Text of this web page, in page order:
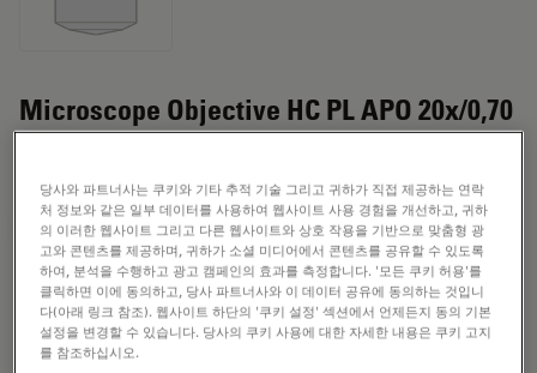
Microscope Objective HC PL APO 20x/0,70
견적 요청하기
Discover the perfect solution. Explore
our Objective Finder, compare
당사와 파트너사는 쿠키와 기타 추적 기술 그리고 귀하가 직접 제공하는 연락
처 정보와 같은 일부 데이터를 사용하여 웹사이트 사용 경험을 개선하고, 귀하
의 이러한 웹사이트 그리고 다른 웹사이트와 상호 작용을 기반으로 맞춤형 광
고와 콘텐츠를 제공하며, 귀하가 소셜 미디어에서 콘텐츠를 공유할 수 있도록
하여, 분석을 수행하고 광고 캠페인의 효과를 측정합니다. '모든 쿠키 허용'를
클릭하면 이에 동의하고, 당사 파트너사와 이 데이터 공유에 동의하는 것입니
다(아래 링크 참조). 웹사이트 하단의 '쿠키 설정' 섹션에서 언제든지 동의 기본
설정을 변경할 수 있습니다. 당사의 쿠키 사용에 대한 자세한 내용은 쿠키 고지
를 참조하십시오.